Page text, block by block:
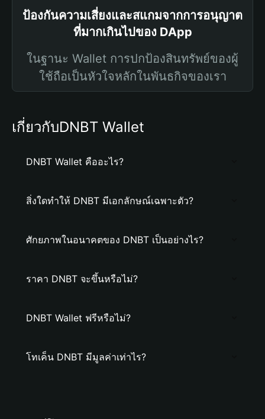
ป้องกันความเสี่ยงและสแกมจากการอนุญาต
ที่มากเกินไปของ DApp
ในฐานะ Wallet การปกป้องสินทรัพย์ของผู้
ใช้ถือเป็นหัวใจหลักในพันธกิจของเรา
เกี่ยวกับDNBT Wallet
DNBT Wallet คืออะไร?
สิ่งใดทำให้ DNBT มีเอกลักษณ์เฉพาะตัว?
ศักยภาพในอนาคตของ DNBT เป็นอย่างไร?
ราคา DNBT จะขึ้นหรือไม่?
DNBT Wallet ฟรีหรือไม่?
โทเค็น DNBT มีมูลค่าเท่าไร?